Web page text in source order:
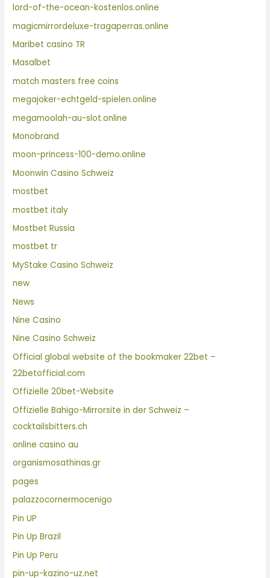
lord-of-the-ocean-kostenlos.online
magicmirrordeluxe-tragaperras.online
Maribet casino TR
Masalbet
match masters free coins
megajoker-echtgeld-spielen.online
megamoolah-au-slot.online
Monobrand
moon-princess-100-demo.online
Moonwin Casino Schweiz
mostbet
mostbet italy
Mostbet Russia
mostbet tr
MyStake Casino Schweiz
new
News
Nine Casino
Nine Casino Schweiz
Official global website of the bookmaker 22bet –
22betofficial.com
Offizielle 20bet-Website
Offizielle Bahigo-Mirrorsite in der Schweiz –
cocktailsbitters.ch
online casino au
organismosathinas.gr
pages
palazzocornermocenigo
Pin UP
Pin Up Brazil
Pin Up Peru
pin-up-kazino-uz.net